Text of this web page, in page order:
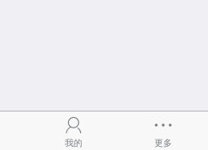
我的 更多